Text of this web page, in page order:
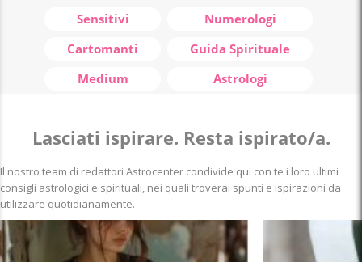
Sensitivi
Cartomanti
Medium
Numerologi
Guida Spirituale
Astrologi
Lasciati ispirare. Resta ispirato/a.
Il nostro team di redattori Astrocenter condivide qui con te i loro ultimi
consigli astrologici e spirituali, nei quali troverai spunti e ispirazioni da
utilizzare quotidianamente.